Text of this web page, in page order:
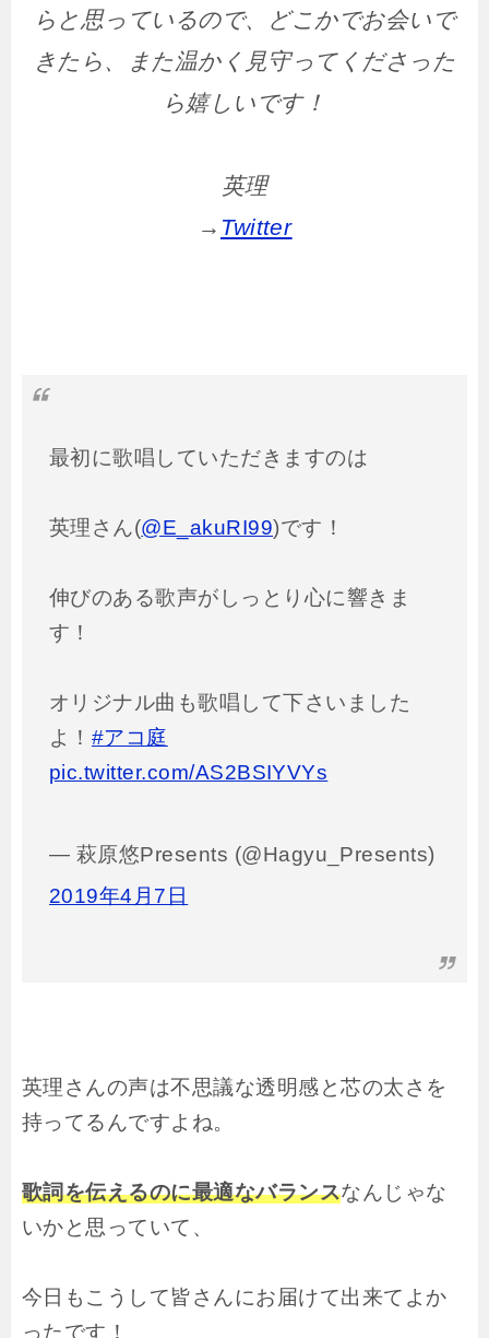
らと思っているので、どこかでお会いで
きたら、また温かく見守ってくださった
ら嬉しいです！
英理
→ Twitter
最初に歌唱していただきますのは
英理さん(@E_akuRI99)です！
伸びのある歌声がしっとり心に響きま
す！
オリジナル曲も歌唱して下さいました
よ！ #アコ庭
pic.twitter.com/AS2BSIYVYs
— 萩原悠Presents (@Hagyu_Presents)
2019年4月7日
英理さんの声は不思議な透明感と芯の太さを
持ってるんですよね。
歌詞を伝えるのに最適なバランスなんじゃな
いかと思っていて、
今日もこうして皆さんにお届けて出来てよか
ったです！